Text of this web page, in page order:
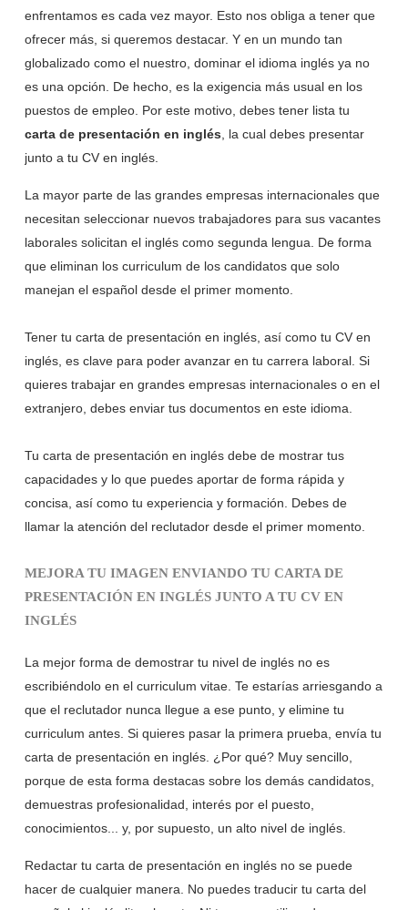
enfrentamos es cada vez mayor. Esto nos obliga a tener que
ofrecer más, si queremos destacar. Y en un mundo tan
globalizado como el nuestro, dominar el idioma inglés ya no
es una opción. De hecho, es la exigencia más usual en los
puestos de empleo. Por este motivo, debes tener lista tu
carta de presentación en inglés , la cual debes presentar
junto a tu CV en inglés.
La mayor parte de las grandes empresas internacionales que
necesitan seleccionar nuevos trabajadores para sus vacantes
laborales solicitan el inglés como segunda lengua. De forma
que eliminan los curriculum de los candidatos que solo
manejan el español desde el primer momento.
Tener tu carta de presentación en inglés, así como tu CV en
inglés, es clave para poder avanzar en tu carrera laboral. Si
quieres trabajar en grandes empresas internacionales o en el
extranjero, debes enviar tus documentos en este idioma.
Tu carta de presentación en inglés debe de mostrar tus
capacidades y lo que puedes aportar de forma rápida y
concisa, así como tu experiencia y formación. Debes de
llamar la atención del reclutador desde el primer momento.
MEJORA TU IMAGEN ENVIANDO TU CARTA DE
PRESENTACIÓN EN INGLÉS JUNTO A TU CV EN
INGLÉS
La mejor forma de demostrar tu nivel de inglés no es
escribiéndolo en el curriculum vitae. Te estarías arriesgando a
que el reclutador nunca llegue a ese punto, y elimine tu
curriculum antes. Si quieres pasar la primera prueba, envía tu
carta de presentación en inglés. ¿Por qué? Muy sencillo,
porque de esta forma destacas sobre los demás candidatos,
demuestras profesionalidad, interés por el puesto,
conocimientos... y, por supuesto, un alto nivel de inglés.
Redactar tu carta de presentación en inglés no se puede
hacer de cualquier manera. No puedes traducir tu carta del